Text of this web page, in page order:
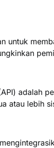
untuk
adalah
atau lebih